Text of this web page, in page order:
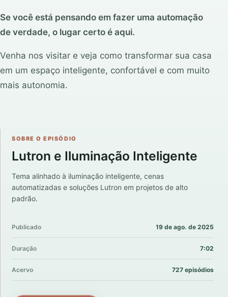
Se você está pensando em fazer uma automação
de verdade, o lugar certo é aqui.
Venha nos visitar e veja como transformar sua casa
em um espaço inteligente, confortável e com muito
mais autonomia.
SOBRE O EPISÓDIO
Lutron e Iluminação Inteligente
Tema alinhado à iluminação inteligente, cenas
automatizadas e soluções Lutron em projetos de alto
padrão.
Publicado 19 de ago. de 2025
Duração 7:02
Acervo 727 episódios